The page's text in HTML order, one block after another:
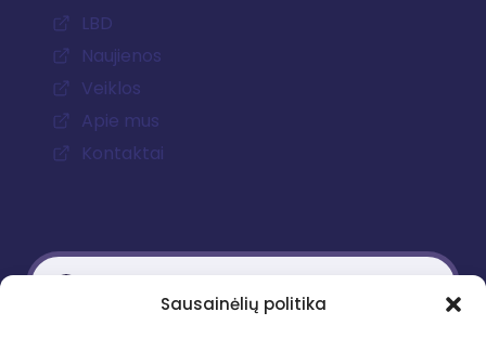
Sausainėlių politika
LBD
Naujienos
Veiklos
Apie mus
Kontaktai